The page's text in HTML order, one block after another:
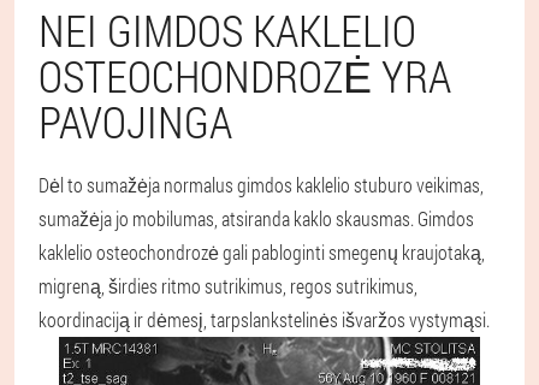
NEI GIMDOS KAKLELIO
OSTEOCHONDROZĖ YRA
PAVOJINGA
Dėl to sumažėja normalus gimdos kaklelio stuburo veikimas,
sumažėja jo mobilumas, atsiranda kaklo skausmas. Gimdos
kaklelio osteochondrozė gali pabloginti smegenų kraujotaką,
migreną, širdies ritmo sutrikimus, regos sutrikimus,
koordinaciją ir dėmesį, tarpslankstelinės išvaržos vystymąsi.